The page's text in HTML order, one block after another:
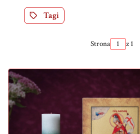
Tagi
Strona z 1